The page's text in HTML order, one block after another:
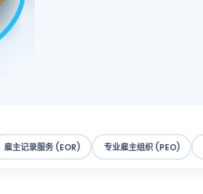
雇主记录服务 (EOR) 专业雇主组织 (PEO)